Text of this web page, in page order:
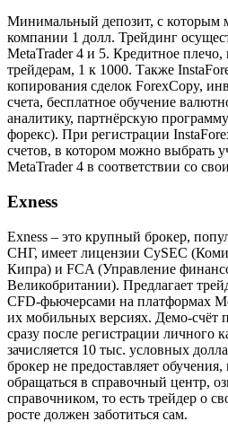
Минимальный депозит, с которым
компании 1 долл. Трейдинг
MetaTrader 4 и 5. Кредитное плечо,
трейдерам, 1 к 1000. Также
копирования сделок ForexCopy,
счета, бесплатное обучение
аналитику, партнёрскую
форекс). При регистрации
счетов, в котором можно выбрать
MetaTrader 4 в соответствии со
Exness
Exness – это крупный брокер,
СНГ, имеет лицензии CySEC
Кипра) и FCA (Управление
Великобритании). Предлагает
CFD-фьючерсами на платформах
их мобильных версиях. Демо-счёт
сразу после регистрации личного
зачисляется 10 тыс. условных
брокер не предоставляет
обращаться в справочный центр,
справочником, то есть трейдер о
росте должен заботиться сам.